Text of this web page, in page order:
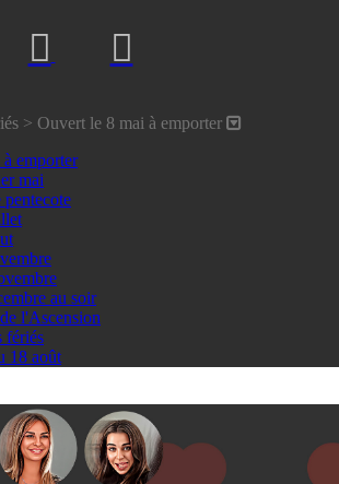
> Ouvert le 8 mai à emporter
emporter
mai
au soir
l'Ascension
fériés
18 août